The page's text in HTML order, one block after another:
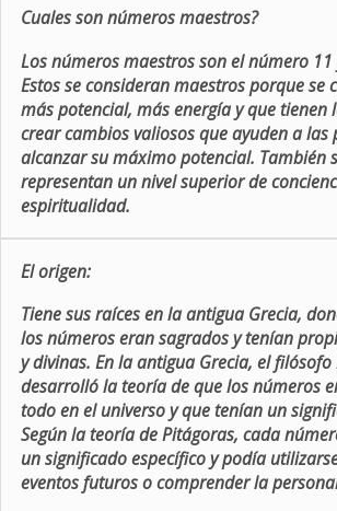
Cuales son números maestros?
Los números maestros son el número
Estos se consideran maestros porque se
más potencial, más energía y que tienen
crear cambios valiosos que ayuden a las
alcanzar su máximo potencial. También
representan un nivel superior de
espiritualidad.
El origen:
Tiene sus raíces en la antigua Grecia,
los números eran sagrados y tenían
y divinas. En la antigua Grecia, el
desarrolló la teoría de que los números
todo en el universo y que tenían un
Según la teoría de Pitágoras, cada
un significado específico y podía
eventos futuros o comprender la